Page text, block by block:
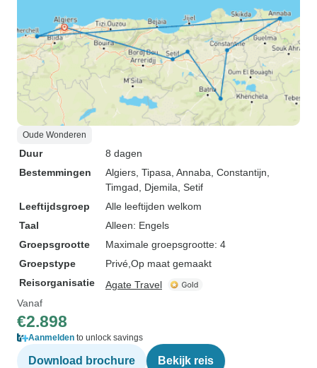
Oude Wonderen
Duur
8 dagen
Bestemmingen
Algiers , Tipasa , Annaba , Constantijn
Timgad , Djemila , Setif
Leeftijdsgroep
Alle leeftijden welkom
Taal
Alleen: Engels
Groepsgrootte
Maximale groepsgrootte: 4
Groepstype
Privé Op maat gemaakt
Reisorganisatie
Agate Travel
Vanaf
€2.898
Aanmelden to unlock savings
Download brochure Bekijk reis